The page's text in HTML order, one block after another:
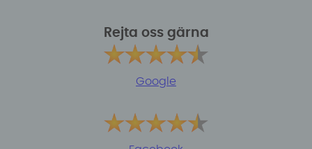
Rejta oss gärna
Google